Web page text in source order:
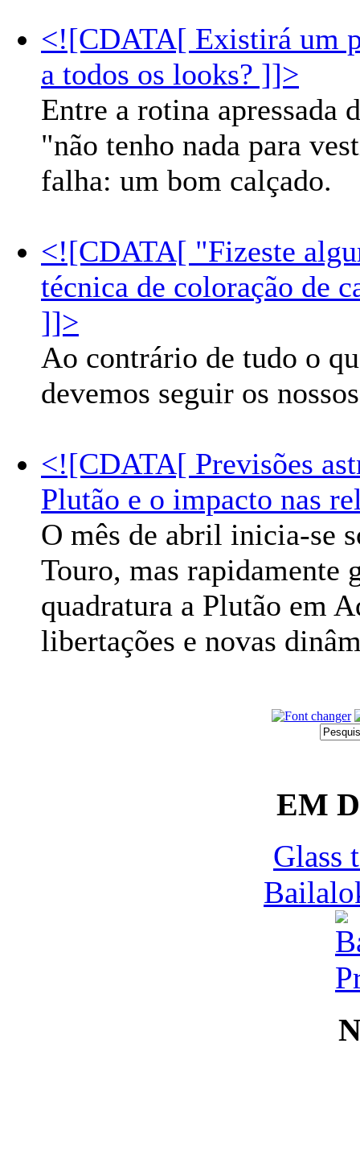
<![CDATA[ Existirá um
a todos os looks? ]]>
Entre a rotina apressada
"não tenho nada para
falha: um bom calçado.
<![CDATA[ "Fizeste
técnica de coloração de
]]>
Ao contrário de tudo o
devemos seguir os
<![CDATA[ Previsões
Plutão e o impacto nas
O mês de abril inicia-se
Touro, mas rapidamente
quadratura a Plutão em
libertações e novas
EM
Glass